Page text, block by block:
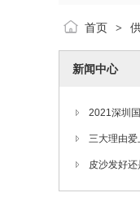
首页 >
新闻中心
2021深圳
沙发专家」
三大理由爱
皮沙发好
给你答案